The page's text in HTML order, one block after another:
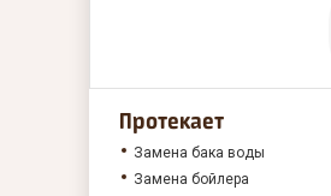
Протекает
Замена бака воды
Замена бойлера